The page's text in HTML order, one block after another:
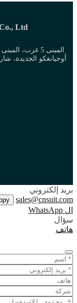
Ltd.
أوجيانغكو الجديدة،
بريد إلكتروني
sales@cnsuit.com
ال WhatsApp
سؤال
هاتف